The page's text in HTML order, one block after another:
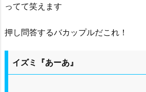
ってて笑えます
押し問答するバカップルだこれ！
イズミ『あーあ』